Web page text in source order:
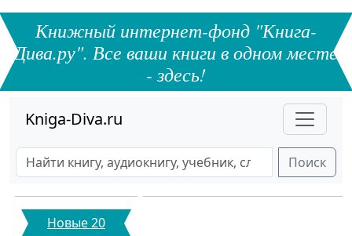
Книжный интернет-фонд "Книга-
Дива.ру". Все ваши книги в одном месте
- здесь!
Kniga-Diva.ru
Поиск
Новые 20